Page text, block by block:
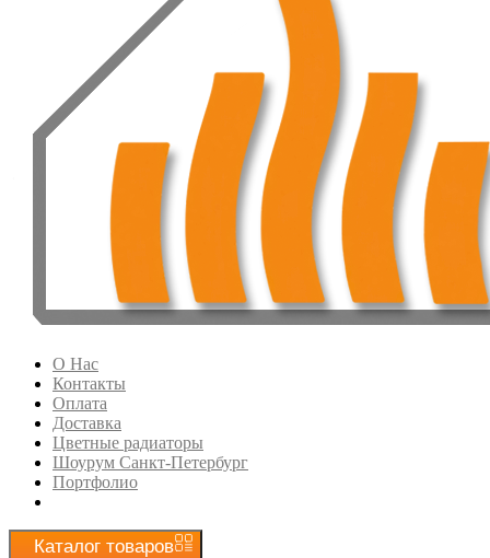
О Нас
Контакты
Оплата
Доставка
Цветные радиаторы
Шоурум Санкт-Петербург
Портфолио
Каталог товаров